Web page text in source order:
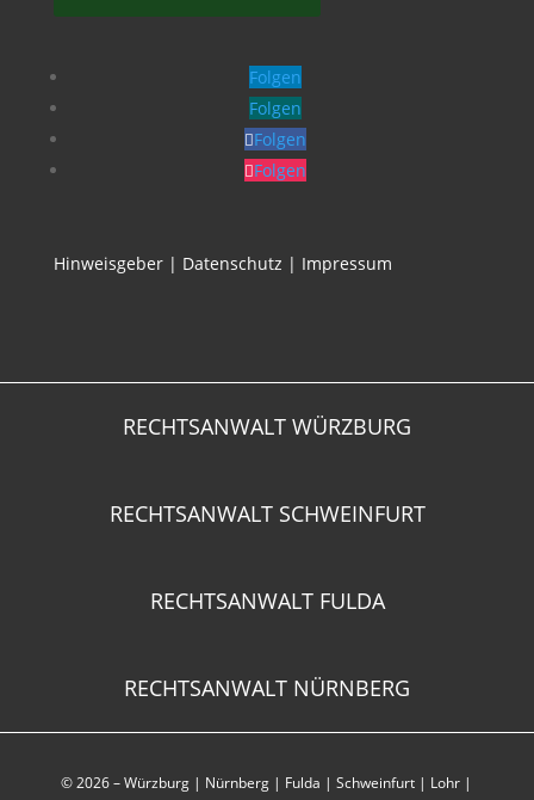
Folgen
Folgen
Folgen
Folgen
Hinweisgeber| Datenschutz | Impressum
RECHTSANWALT WÜRZBURG
RECHTSANWALT SCHWEINFURT
RECHTSANWALT FULDA
RECHTSANWALT NÜRNBERG
© 2026 –Würzburg | Nürnberg | Fulda |Schweinfurt | Lohr |